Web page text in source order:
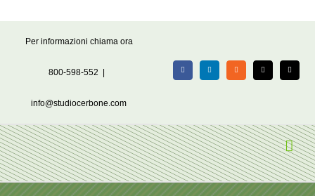
Per informazioni chiama ora
800-598-552
info@studiocerbone.com
FacebookLinkedIn Rss X Email